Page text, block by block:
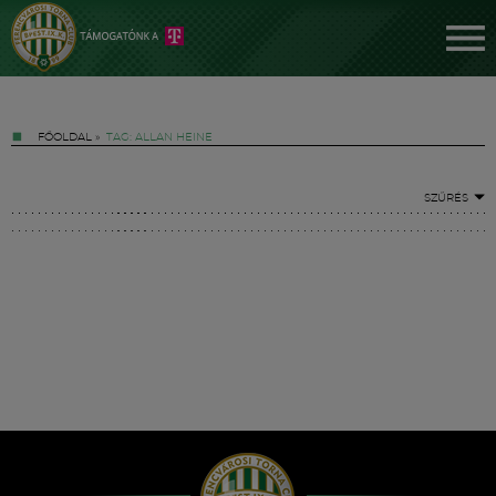
FŐOLDAL » TAG: ALLAN HEINE
SZŰRÉS
Hírek